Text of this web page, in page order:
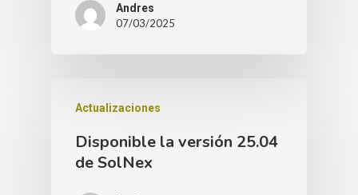
Andres
07/03/2025
Actualizaciones
Disponible la versión 25.04
de SolNex